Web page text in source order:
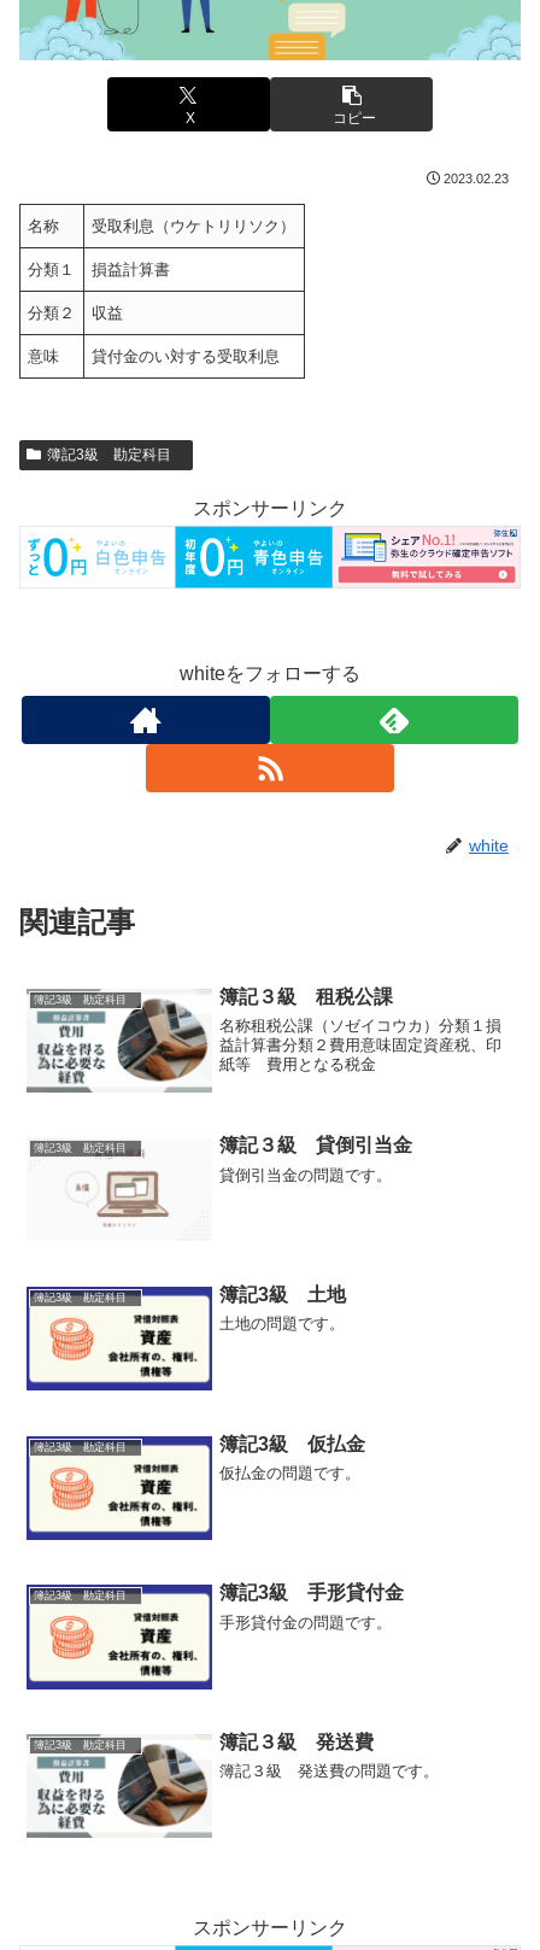
X コピー
2023.02.23
名称 受取利息（ウケトリリソク）
分類１ 損益計算書
分類２ 収益
意味 貸付金のい対する受取利息
簿記3級 勘定科目
スポンサーリンク
whiteをフォローする
white
関連記事
簿記3級 勘定科目 簿記３級 租税公課
名称租税公課（ソゼイコウカ）分類１損
益計算書分類２費用意味固定資産税、印
紙等 費用となる税金
簿記3級 勘定科目 簿記３級 貸倒引当金
貸倒引当金の問題です。
簿記3級 勘定科目 簿記3級 土地
土地の問題です。
簿記3級 勘定科目 簿記3級 仮払金
仮払金の問題です。
簿記3級 勘定科目 簿記3級 手形貸付金
手形貸付金の問題です。
簿記3級 勘定科目 簿記３級 発送費
簿記３級 発送費の問題です。
スポンサーリンク